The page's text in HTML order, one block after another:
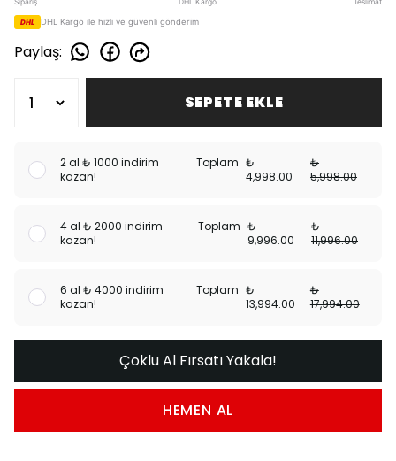
Sipariş DHL Kargo Teslimat
DHL DHL Kargo ile hızlı ve güvenli gönderim
Paylaş:
SEPETE EKLE
2 al ₺ 1000 indirim
kazan!
Toplam ₺
4,998.00
₺
5,998.00
4 al ₺ 2000 indirim
kazan!
Toplam ₺
9,996.00
₺
11,996.00
6 al ₺ 4000 indirim
kazan!
Toplam ₺
13,994.00
₺
17,994.00
Çoklu Al Fırsatı Yakala!
HEMEN AL